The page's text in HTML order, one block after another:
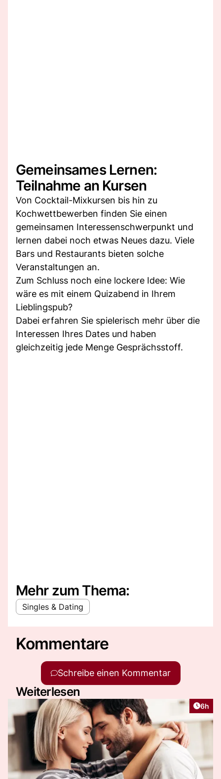
Gemeinsames Lernen:
Teilnahme an Kursen
Von Cocktail-Mixkursen bis hin zu
Kochwettbewerben finden Sie einen
gemeinsamen Interessenschwerpunkt und
lernen dabei noch etwas Neues dazu. Viele
Bars und Restaurants bieten solche
Veranstaltungen an.
Zum Schluss noch eine lockere Idee: Wie
wäre es mit einem Quizabend in Ihrem
Lieblingspub?
Dabei erfahren Sie spielerisch mehr über die
Interessen Ihres Dates und haben
gleichzeitig jede Menge Gesprächsstoff.
Mehr zum Thema:
Singles & Dating
Kommentare
Schreibe einen Kommentar
Weiterlesen
6h